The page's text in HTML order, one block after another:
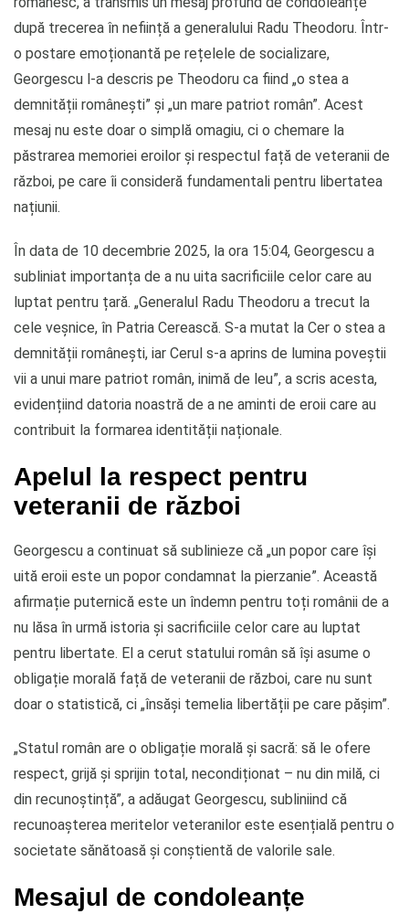
după trecerea în neființă a generalului Radu Theodoru. Într-
o postare emoționantă pe rețelele de socializare,
Georgescu l-a descris pe Theodoru ca fiind „o stea a
demnității românești” și „un mare patriot român”. Acest
mesaj nu este doar o simplă omagiu, ci o chemare la
păstrarea memoriei eroilor și respectul față de veteranii de
război, pe care îi consideră fundamentali pentru libertatea
națiunii.
În data de 10 decembrie 2025, la ora 15:04, Georgescu a
subliniat importanța de a nu uita sacrificiile celor care au
luptat pentru țară. „Generalul Radu Theodoru a trecut la
cele veșnice, în Patria Cerească. S-a mutat la Cer o stea a
demnității românești, iar Cerul s-a aprins de lumina poveștii
vii a unui mare patriot român, inimă de leu”, a scris acesta,
evidențiind datoria noastră de a ne aminti de eroii care au
contribuit la formarea identității naționale.
Apelul la respect pentru
veteranii de război
Georgescu a continuat să sublinieze că „un popor care își
uită eroii este un popor condamnat la pierzanie”. Această
afirmație puternică este un îndemn pentru toți românii de a
nu lăsa în urmă istoria și sacrificiile celor care au luptat
pentru libertate. El a cerut statului român să își asume o
obligație morală față de veteranii de război, care nu sunt
doar o statistică, ci „însăși temelia libertății pe care pășim”.
„Statul român are o obligație morală și sacră: să le ofere
respect, grijă și sprijin total, necondiționat – nu din milă, ci
din recunoștință”, a adăugat Georgescu, subliniind că
recunoașterea meritelor veteranilor este esențială pentru o
societate sănătoasă și conștientă de valorile sale.
Mesajul de condoleanțe